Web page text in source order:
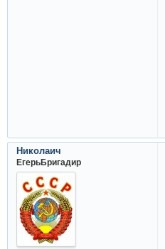
Николаич
ЕгерьБригадир